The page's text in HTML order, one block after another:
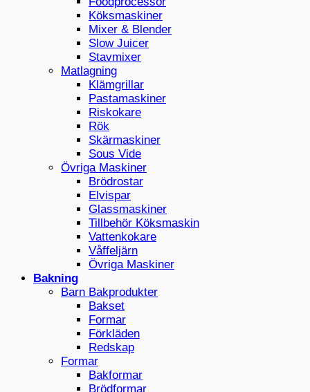
Köksmaskiner
Mixer & Blender
Slow Juicer
Stavmixer
Matlagning
Klämgrillar
Pastamaskiner
Riskokare
Rök
Skärmaskiner
Sous Vide
Övriga Maskiner
Brödrostar
Elvispar
Glassmaskiner
Tillbehör Köksmaskin
Vattenkokare
Våffeljärn
Övriga Maskiner
Bakning
Barn Bakprodukter
Bakset
Formar
Förkläden
Redskap
Formar
Bakformar
Brödformar